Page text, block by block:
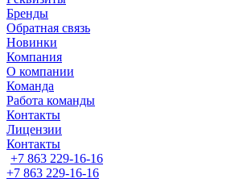
Бренды
Обратная связь
Новинки
Компания
О компании
Команда
Работа команды
Контакты
Лицензии
Контакты
+7 863 229-16-16
+7 863 229-16-16